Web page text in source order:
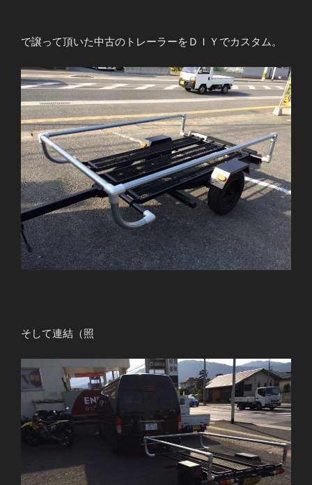
で譲って頂いた中古のトレーラーをＤＩＹでカスタム。
そして連結（照